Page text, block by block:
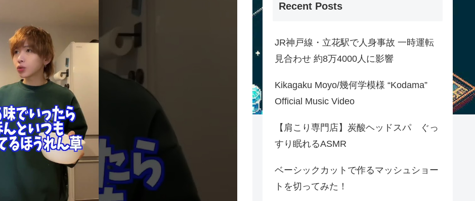
Recent Posts
JR神戸線・立花駅で人身事故 一時運転
見合わせ 約8万4000人に影響
Kikagaku Moyo/幾何学模様 “Kodama”
Official Music Video
【肩こり専門店】炭酸ヘッドスパ ぐっ
すり眠れるASMR
ベーシックカットで作るマッシュショー
トを切ってみた！